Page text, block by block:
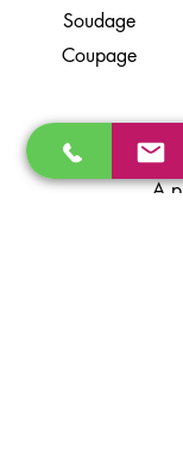
Soudage
Coupage
A